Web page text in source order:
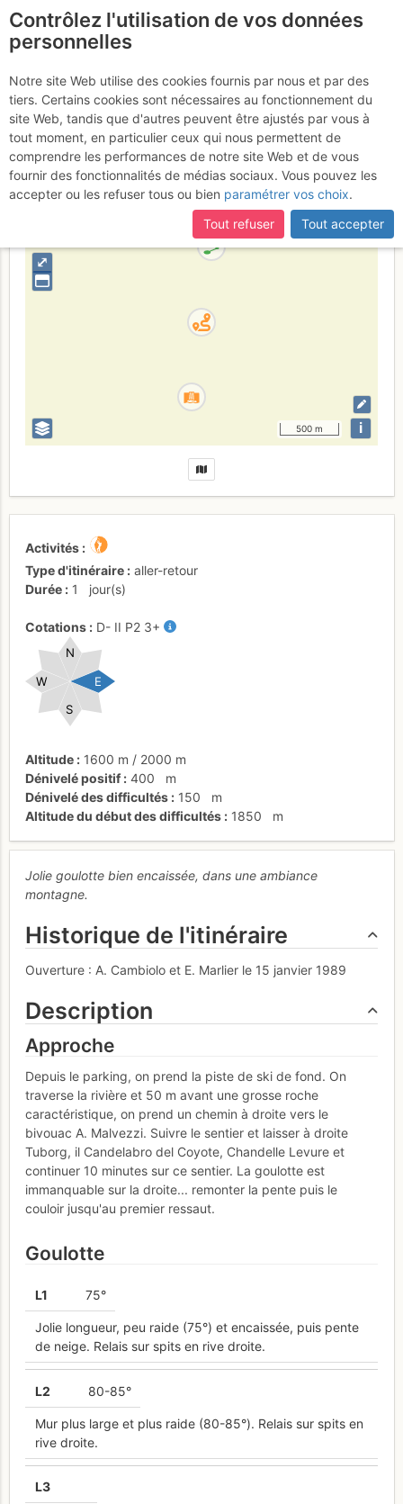
Cogne - Valeille :
Pareri Contrastanti
Italie Grand Paradis Vallée d'Aoste
⤢
500 m i
Activités
Type d'itinéraire
aller-retour
Durée
1 jour(s)
Cotations D- II P2 3+
E
W
S
N
Altitude 1600 m / 2000 m
Dénivelé positif
400
m
Dénivelé des difficultés
150
m
Altitude du début des difficultés
1850 m
Jolie goulotte bien encaissée, dans une ambiance
montagne.
Historique de l'itinéraire
Ouverture : A. Cambiolo et E. Marlier le 15 janvier 1989
Description
Approche
Depuis le parking, on prend la piste de ski de fond. On
traverse la rivière et 50 m avant une grosse roche
caractéristique, on prend un chemin à droite vers le
bivouac A. Malvezzi. Suivre le sentier et laisser à droite
Tuborg, il Candelabro del Coyote, Chandelle Levure et
continuer 10 minutes sur ce sentier. La goulotte est
immanquable sur la droite... remonter la pente puis le
couloir jusqu'au premier ressaut.
Goulotte
L1 75°
Jolie longueur, peu raide (75°) et encaissée, puis pente
de neige. Relais sur spits en rive droite.
L2 80-85°
Mur plus large et plus raide (80-85°). Relais sur spits en
rive droite.
L3
Contrôlez l'utilisation de vos données
personnelles
Notre site Web utilise des cookies fournis par nous et par des
tiers. Certains cookies sont nécessaires au fonctionnement du
site Web, tandis que d'autres peuvent être ajustés par vous à
tout moment, en particulier ceux qui nous permettent de
comprendre les performances de notre site Web et de vous
fournir des fonctionnalités de médias sociaux. Vous pouvez les
accepter ou les refuser tous ou bien paramétrer vos choix.
Tout refuser
Tout accepter